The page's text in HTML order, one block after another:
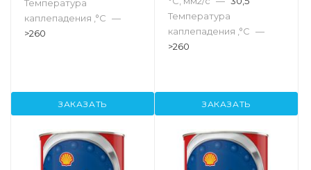
Температура
каплепадения ,°C —
>260
ЗАКАЗАТЬ
Температура
каплепадения ,°C —
>260
ЗАКАЗАТЬ